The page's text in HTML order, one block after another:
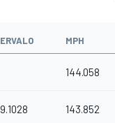
MPH
144.058
9.1028 143.852